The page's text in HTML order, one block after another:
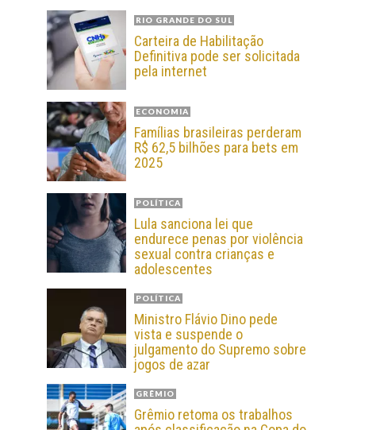
RIO GRANDE DO SUL
Carteira de Habilitação
Definitiva pode ser solicitada
pela internet
ECONOMIA
Famílias brasileiras perderam
R$ 62,5 bilhões para bets em
2025
POLÍTICA
Lula sanciona lei que
endurece penas por violência
sexual contra crianças e
adolescentes
POLÍTICA
Ministro Flávio Dino pede
vista e suspende o
julgamento do Supremo sobre
jogos de azar
GRÊMIO
Grêmio retoma os trabalhos